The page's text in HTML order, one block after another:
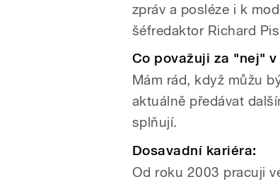
zpráv a posléze i k
šéfredaktor Richard
Co považuji za "nej"
Mám rád, když můžu
aktuálně předávat
splňují.
Dosavadní kariéra:
Od roku 2003 pracuji